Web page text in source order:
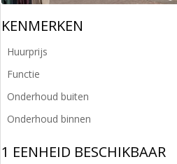
KENMERKEN
Huurprijs
Functie
Onderhoud buiten
Onderhoud binnen
1 EENHEID BESCHIKBAAR